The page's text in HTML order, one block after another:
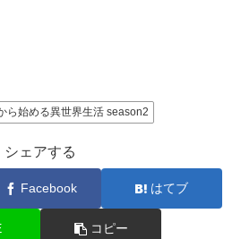
ら始める異世界生活 season2
シェアする
Facebook はてブ
コピー